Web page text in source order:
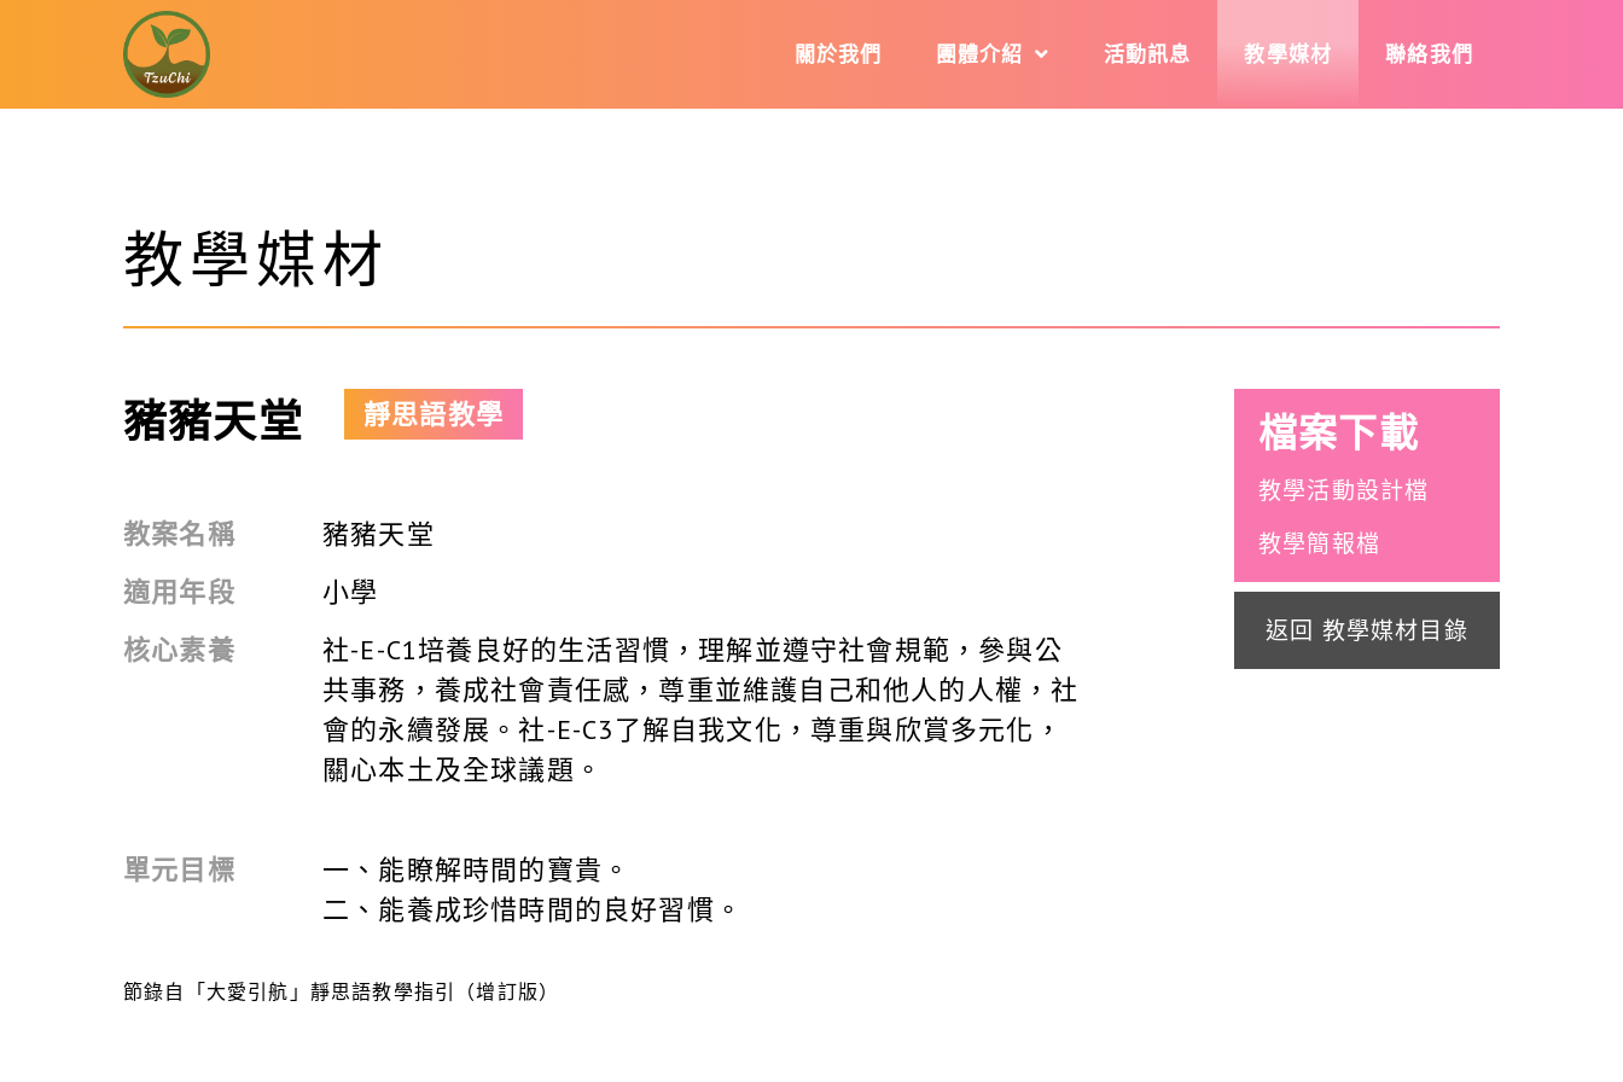
關於我們 團體介紹 活動訊息 教學媒材 聯絡我們
教學媒材
檔案下載
教學活動設計檔
教學簡報檔
返回 教學媒材目錄
豬豬天堂 靜思語教學
教案名稱
豬豬天堂
適用年段
小學
核心素養
社-E-C1培養良好的生活習慣，理解並遵守社會規範，參與公
共事務，養成社會責任感，尊重並維護自己和他人的人權，社
會的永續發展。社-E-C3了解自我文化，尊重與欣賞多元化，
關心本土及全球議題。
單元目標 一、 能瞭解時間的寶貴。
二、能養成珍惜時間的良好習慣。
節錄自「大愛引航」靜思語教學指引（增訂版）